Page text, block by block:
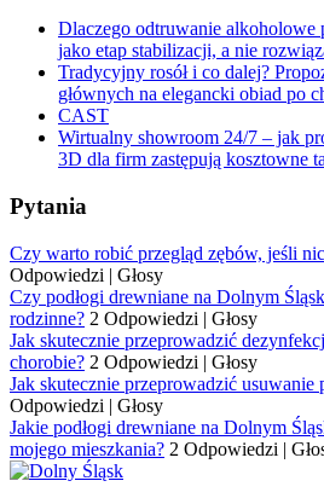
Dlaczego odtruwanie alkoholowe
jako etap stabilizacji, a nie
Tradycyjny rosół i co dalej?
głównych na elegancki obiad po
CAST
Wirtualny showroom 24/7 – jak
3D dla firm zastępują kosztowne
Pytania
Czy warto robić przegląd zębów, jeśli
Odpowiedzi | Głosy
Czy podłogi drewniane na Dolnym
rodzinne? 2 Odpowiedzi | Głosy
Jak skutecznie przeprowadzić
chorobie? 2 Odpowiedzi | Głosy
Jak skutecznie przeprowadzić usuwanie
Odpowiedzi | Głosy
Jakie podłogi drewniane na Dolnym
mojego mieszkania? 2 Odpowiedzi |